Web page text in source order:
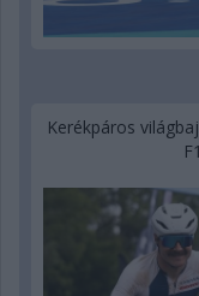
Kerékpáros